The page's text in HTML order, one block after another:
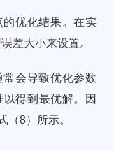
优化结果。在实
差大小来设置。
会导致优化参数
得到最优解。因
（8）所示。